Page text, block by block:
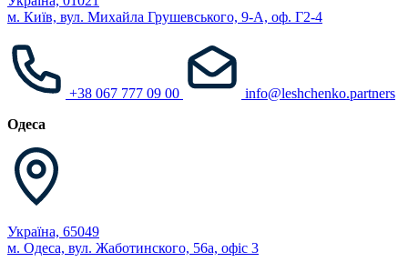
м. Київ, вул. Михайла Грушевського, 9-А, оф. Г2-4
+38 067 777 09 00
info@leshchenko.partners
Одеса
Україна, 65049
м. Одеса, вул. Жаботинского, 56а, офіс 3